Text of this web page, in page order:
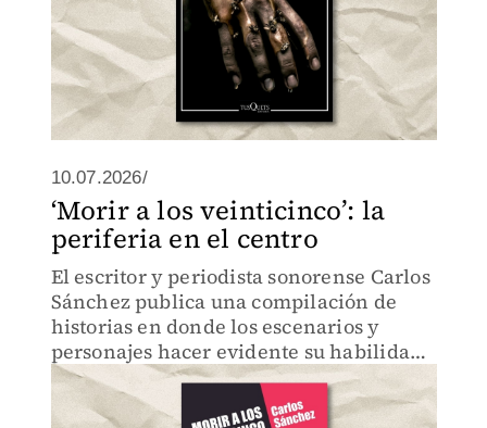
10.07.2026/
‘Morir a los veinticinco’: la
periferia en el centro
El escritor y periodista sonorense Carlos
Sánchez publica una compilación de
historias en donde los escenarios y
personajes hacer evidente su habilidad
para escuchar y mirar lo sorprendente
en la vida cotidiana.